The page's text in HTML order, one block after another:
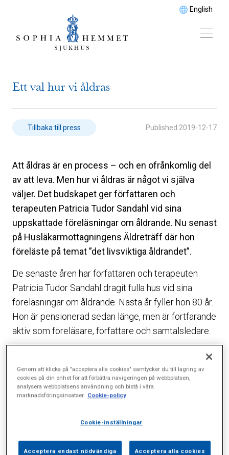
English
Ett val hur vi åldras
Tillbaka till press Published 2019-12-17
Att åldras är en process – och en ofrånkomlig del
av att leva. Men hur vi åldras är något vi själva
väljer. Det budskapet ger författaren och
terapeuten Patricia Tudor Sandahl vid sina
uppskattade föreläsningar om åldrande. Nu senast
på Husläkarmottagningens Äldreträff där hon
föreläste på temat ”det livsviktiga åldrandet”.
De senaste åren har författaren och terapeuten
Patricia Tudor Sandahl dragit fulla hus vid sina
föreläsningar om åldrande. Nästa år fyller hon 80 år.
Hon är pensionerad sedan länge, men är fortfarande
aktiv som föreläsare, författare och samtalsledare.
– Jag brukar säga att jag är i den fjärde åldern. Eller
för att uttrycka det lite mer poetiskt. Jag är i den
ålder när man fortfarande kan njuta av
eftermiddagssolen, men anar kvällsbrisen.
Människor i Sverige lever längre och är friskare än
stereotyp, antingen en superpigg 92-åring som
Genom att klicka på "acceptera alla cookies" samtycker du till lagring av
cookies på din enhet för att förbättra navigeringen på webbplatsen,
analysera webbplatsens användning och bistå i våra
marknadsföringsinsatser. Cookie-policy
Cookie-inställningar
Acceptera endast nödvändiga Acceptera alla cookies